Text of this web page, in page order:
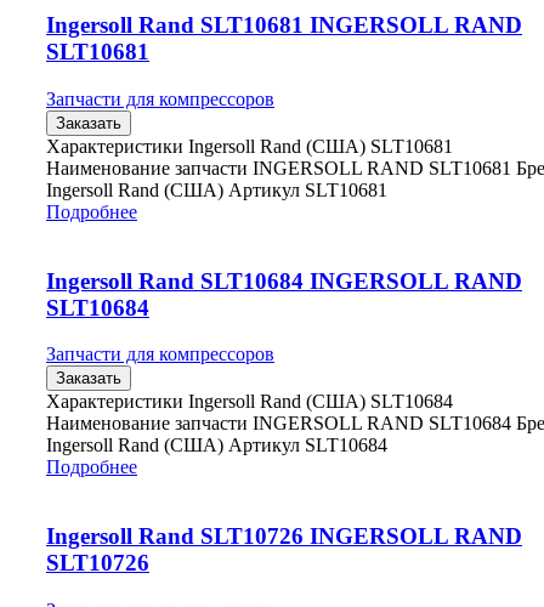
Ingersoll Rand SLT10681 INGERSOLL RAND
SLT10681
Запчасти для компрессоров
Заказать
Характеристики Ingersoll Rand (США) SLT10681
Наименование запчасти INGERSOLL RAND SLT10681
Ingersoll Rand (США) Артикул SLT10681
Подробнее
Ingersoll Rand SLT10684 INGERSOLL RAND
SLT10684
Запчасти для компрессоров
Заказать
Характеристики Ingersoll Rand (США) SLT10684
Наименование запчасти INGERSOLL RAND SLT10684
Ingersoll Rand (США) Артикул SLT10684
Подробнее
Ingersoll Rand SLT10726 INGERSOLL RAND
SLT10726